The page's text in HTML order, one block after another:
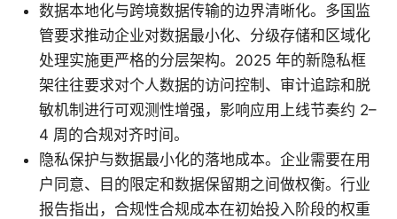
数据本地化与跨境数据传输的边界清晰化。多国监
管要求推动企业对数据最小化、分级存储和区域化
处理实施更严格的分层架构。2025 年的新隐私框
架往往要求对个人数据的访问控制、审计追踪和脱
敏机制进行可观测性增强，影响应用上线节奏约 2–
4 周的合规对齐时间。
隐私保护与数据最小化的落地成本。企业需要在用
户同意、目的限定和数据保留期之间做权衡。行业
报告指出，合规性合规成本在初始投入阶段的权重